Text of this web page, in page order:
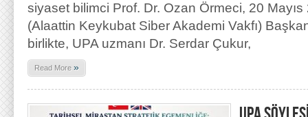
siyaset bilimci Prof. Dr. Ozan Örmeci, 20
(Alaattin Keykubat Siber Akademi Vakfı)
birlikte, UPA uzmanı Dr. Serdar Çukur,
Read More »